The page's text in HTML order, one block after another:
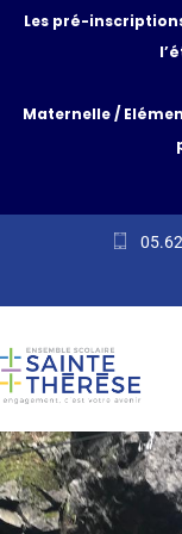
Les pré-
Maternelle/